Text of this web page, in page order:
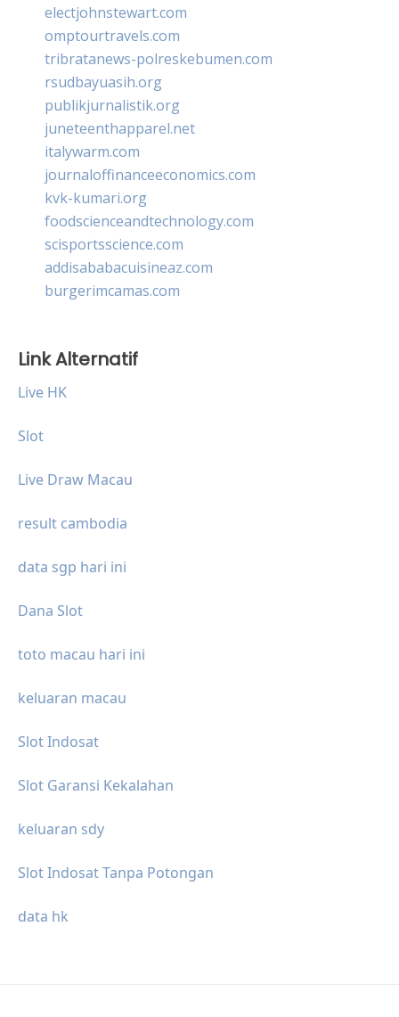
electjohnstewart.com
omptourtravels.com
tribratanews-polreskebumen.com
rsudbayuasih.org
publikjurnalistik.org
juneteenthapparel.net
italywarm.com
journaloffinanceeconomics.com
kvk-kumari.org
foodscienceandtechnology.com
scisportsscience.com
addisababacuisineaz.com
burgerimcamas.com
Link Alternatif
Live HK
Slot
Live Draw Macau
result cambodia
data sgp hari ini
Dana Slot
toto macau hari ini
keluaran macau
Slot Indosat
Slot Garansi Kekalahan
keluaran sdy
Slot Indosat Tanpa Potongan
data hk